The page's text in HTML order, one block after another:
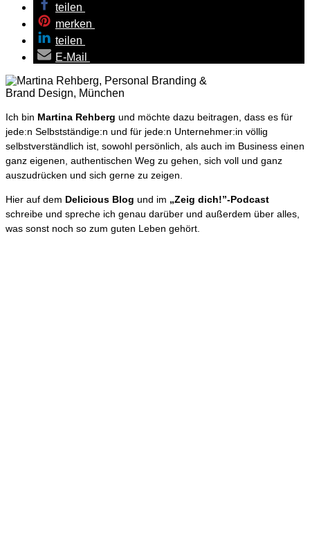
teilen
merken
teilen
E-Mail
Ich bin Martina Rehberg und möchte dazu beitragen, dass es für
jede:n Selbstständige:n und für jede:n Unternehmer:in völlig
selbstverständlich ist, sowohl persönlich, als auch im Business einen
ganz eigenen, authentischen Weg zu gehen, sich voll und ganz
auszudrücken und sich gerne zu zeigen.
Hier auf dem Delicious Blog und im „Zeig dich!”-Podcast
schreibe und spreche ich genau darüber und außerdem über alles,
was sonst noch so zum guten Leben gehört.